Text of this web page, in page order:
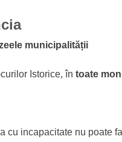
municipalității
Istorice, în toate
cu incapacitate nu poate